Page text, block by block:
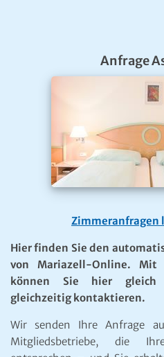
Anfrage
Zimmeranfragen
Hier finden Sie den
von Mariazell-Online. Mit
können Sie hier gleich
gleichzeitig kontaktieren.
Wir senden Ihre Anfrage
Mitgliedsbetriebe, die